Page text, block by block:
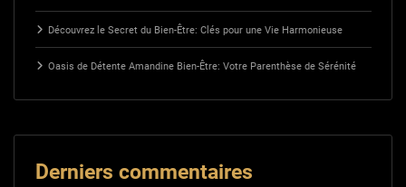
Découvrez le Secret du Bien-Être: Clés pour une Vie Harmonieuse
Oasis de Détente Amandine Bien-Être: Votre Parenthèse de Sérénité
Derniers commentaires